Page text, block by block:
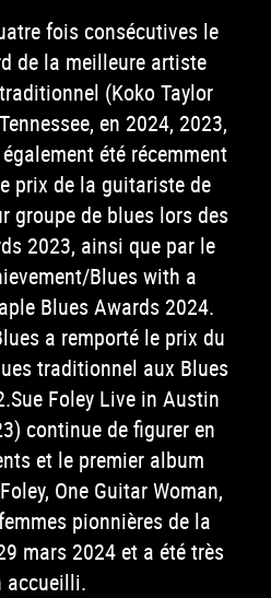
fois consécutives le
de la meilleure artiste
(Koko Taylor
en 2024, 2023,
été récemment
prix de la guitariste de
groupe de blues lors des
2023, ainsi que par le
Blues with a
Blues Awards 2024.
a remporté le prix du
traditionnel aux Blues
Foley Live in Austin
continue de figurer en
et le premier album
One Guitar Woman,
pionnières de la
mars 2024 et a été très
accueilli.